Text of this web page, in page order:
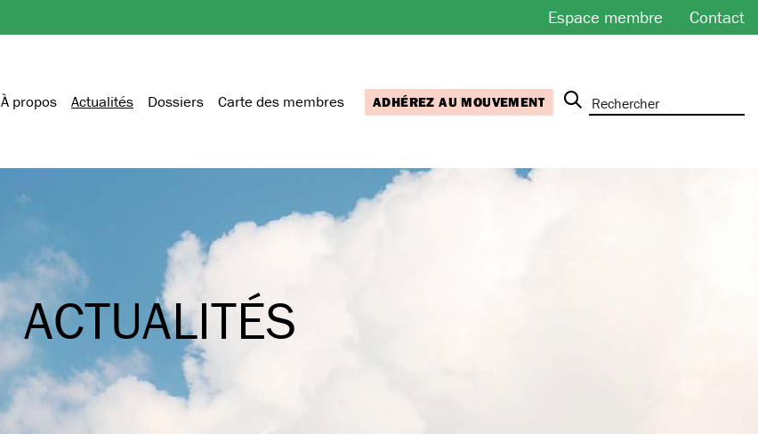
Espace membre Contact
À propos Actualités Dossiers Carte des membres ADHÉREZ AU MOUVEMENT
ACTUALITÉS